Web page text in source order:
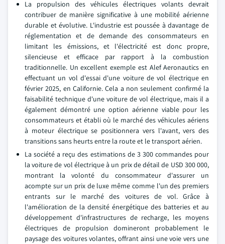
La propulsion des véhicules électriques volants devrait
contribuer de manière significative à une mobilité aérienne
durable et évolutive. L'industrie est poussée à davantage de
réglementation et de demande des consommateurs en
limitant les émissions, et l'électricité est donc propre,
silencieuse et efficace par rapport à la combustion
traditionnelle. Un excellent exemple est Alef Aeronautics en
effectuant un vol d'essai d'une voiture de vol électrique en
février 2025, en Californie. Cela a non seulement confirmé la
faisabilité technique d'une voiture de vol électrique, mais il a
également démontré une option aérienne viable pour les
consommateurs et établi où le marché des véhicules aériens
à moteur électrique se positionnera vers l'avant, vers des
transitions sans heurts entre la route et le transport aérien.
La société a reçu des estimations de 3 300 commandes pour
la voiture de vol électrique à un prix de détail de USD 300 000,
montrant la volonté du consommateur d'assurer un
acompte sur un prix de luxe même comme l'un des premiers
entrants sur le marché des voitures de vol. Grâce à
l'amélioration de la densité énergétique des batteries et au
développement d'infrastructures de recharge, les moyens
électriques de propulsion domineront probablement le
paysage des voitures volantes, offrant ainsi une voie vers une